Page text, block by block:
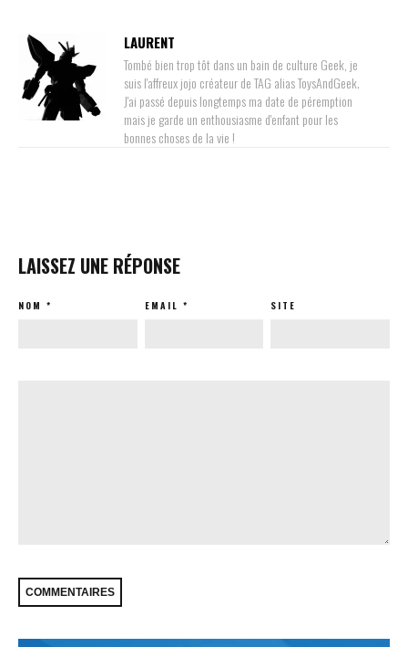
LAURENT
Tombé bien trop tôt dans un bain de culture Geek, je
suis l'affreux jojo créateur de TAG alias ToysAndGeek.
J'ai passé depuis longtemps ma date de péremption
mais je garde un enthousiasme d'enfant pour les
bonnes choses de la vie !
LAISSEZ UNE RÉPONSE
NOM * EMAIL * SITE